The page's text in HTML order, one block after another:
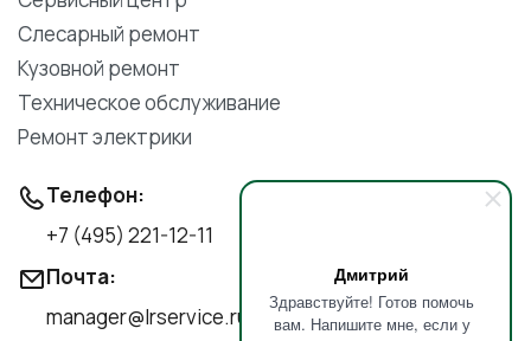
Дмитрий
Здравствуйте! Готов помочь
вам. Напишите мне, если у
Слесарный ремонт
Кузовной ремонт
Техническое обслуживание
Ремонт электрики
Телефон:
+7 (495) 221-12-11
Почта:
manager@lrservice.ru